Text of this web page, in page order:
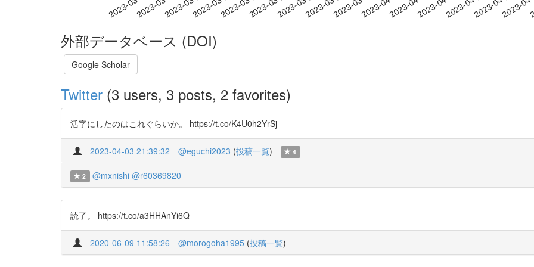
外部データベース (DOI)
Google Scholar
Twitter (3 users, 3 posts, 2 favorites)
活字にしたのはこれぐらいか。 https://t.co/K4U0h2YrSj
2023-04-03 21:39:32 @eguchi2023 (投稿一覧) 4
2 @mxnishi @r60369820
読了。 https://t.co/a3HHAnYi6Q
2020-06-09 11:58:26 @morogoha1995 (投稿一覧)